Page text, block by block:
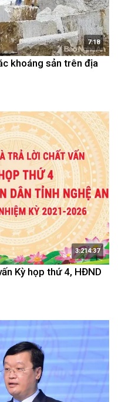
7:18
khoáng sản trên địa
3:214:37
Kỳ họp thứ 4, HĐND